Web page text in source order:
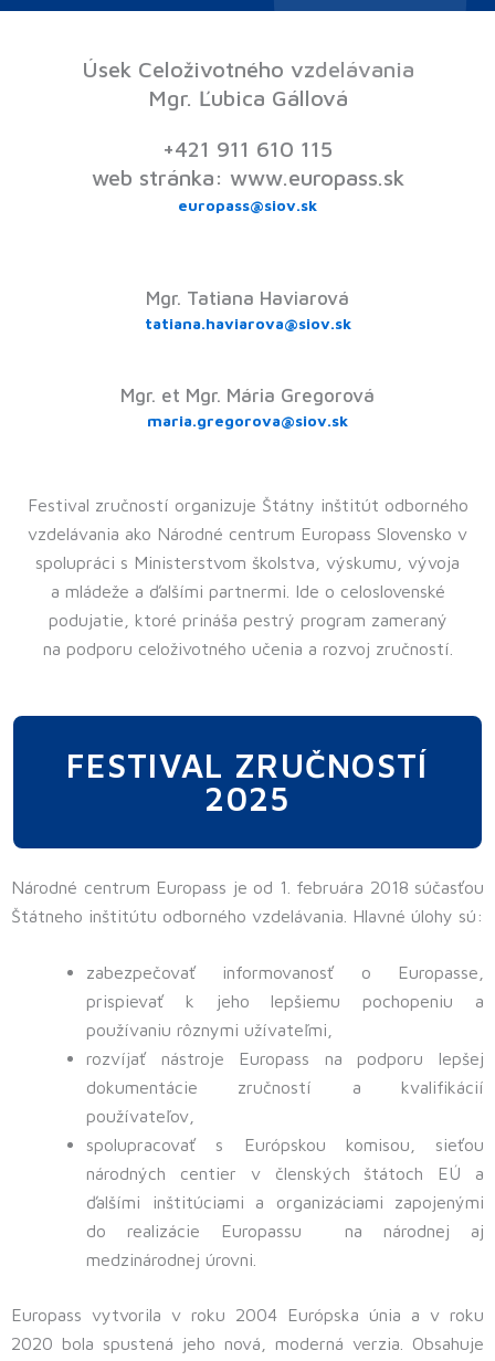
Úsek Celoživotného vzdelávania
Mgr. Ľubica Gállová
+421 911 610 115
web stránka: www.europass.sk
europass@siov.sk
Mgr. Tatiana Haviarová
tatiana.haviarova@siov.sk
Mgr. et Mgr. Mária Gregorová
maria.gregorova@siov.sk
Festival zručností organizuje Štátny inštitút odborného
vzdelávania ako Národné centrum Europass Slovensko v
spolupráci s Ministerstvom školstva, výskumu, vývoja
a mládeže a ďalšími partnermi. Ide o celoslovenské
podujatie, ktoré prináša pestrý program zameraný
na podporu celoživotného učenia a rozvoj zručností.
FESTIVAL ZRUČNOSTÍ
2025
Národné centrum Europass je od 1. februára 2018 súčasťou
Štátneho inštitútu odborného vzdelávania. Hlavné úlohy sú:
zabezpečovať informovanosť o Europasse,
prispievať k jeho lepšiemu pochopeniu a
používaniu rôznymi užívateľmi,
rozvíjať nástroje Europass na podporu lepšej
dokumentácie zručností a kvalifikácií
používateľov,
spolupracovať s Európskou komisou, sieťou
národných centier v členských štátoch EÚ a
ďalšími inštitúciami a organizáciami zapojenými
do realizácie Europassu na národnej aj
medzinárodnej úrovni.
Europass vytvorila v roku 2004 Európska únia a v roku
2020 bola spustená jeho nová, moderná verzia. Obsahuje